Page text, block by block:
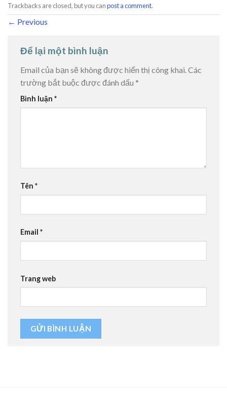
Trackbacks are closed, but you canpost a comment.
← Previous
Để lại một bình luận
Email của bạn sẽ không được hiển thị công khai.Các
trường bắt buộc được đánh dấu *
Bình luận *
Tên *
Email *
Trang web